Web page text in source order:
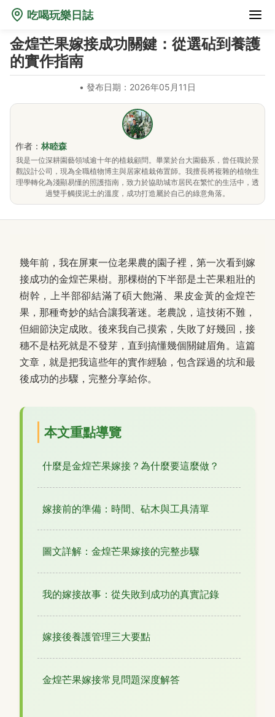
吃喝玩樂日誌
金煌芒果嫁接成功關鍵：從選砧到養護
的實作指南
• 發布日期：2026年05月11日
作者： 林睦森
我是一位深耕園藝領域逾十年的植栽顧問。畢業於台大園藝系，曾任職於景
觀設計公司，現為全職植物博主與居家植栽佈置師。我擅長將複雜的植物生
理學轉化為淺顯易懂的照護指南，致力於協助城市居民在繁忙的生活中，透
過雙手觸摸泥土的溫度，成功打造屬於自己的綠意角落。
幾年前，我在屏東一位老果農的園子裡，第一次看到嫁
接成功的金煌芒果樹。那棵樹的下半部是土芒果粗壯的
樹幹，上半部卻結滿了碩大飽滿、果皮金黃的金煌芒
果，那種奇妙的結合讓我著迷。老農說，這技術不難，
但細節決定成敗。後來我自己摸索，失敗了好幾回，接
穗不是枯死就是不發芽，直到搞懂幾個關鍵眉角。這篇
文章，就是把我這些年的實作經驗，包含踩過的坑和最
後成功的步驟，完整分享給你。
本文重點導覽
什麼是金煌芒果嫁接？為什麼要這麼做？
嫁接前的準備：時間、砧木與工具清單
圖文詳解：金煌芒果嫁接的完整步驟
我的嫁接故事：從失敗到成功的真實記錄
嫁接後養護管理三大要點
金煌芒果嫁接常見問題深度解答